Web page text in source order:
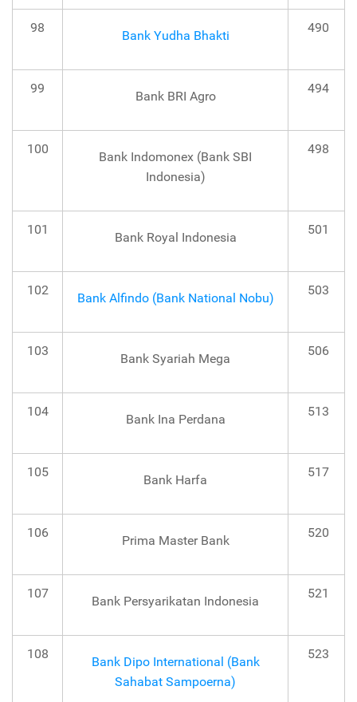
98
Bank Yudha Bhakti
490
99
Bank BRI Agro
494
100
Bank Indomonex (Bank SBI
Indonesia)
498
101
Bank Royal Indonesia
501
102
Bank Alfindo (Bank National Nobu)
503
103
Bank Syariah Mega
506
104
Bank Ina Perdana
513
105
Bank Harfa
517
106
Prima Master Bank
520
107
Bank Persyarikatan Indonesia
521
108
Bank Dipo International (Bank
Sahabat Sampoerna)
523